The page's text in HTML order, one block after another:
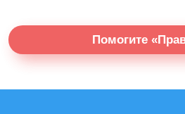
Помогите